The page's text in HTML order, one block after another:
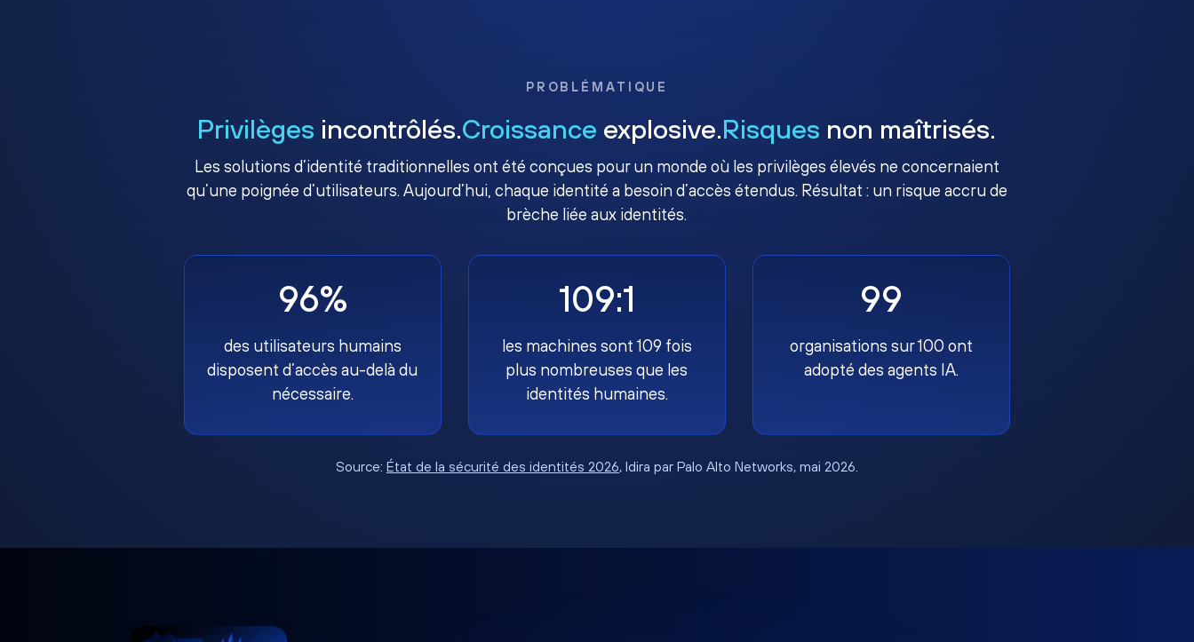
PROBLÉMATIQUE
Privilèges incontrôlés.Croissance explosive.Risques non maîtrisés.
Les solutions d’identité traditionnelles ont été conçues pour un monde où les privilèges élevés ne concernaient
qu’une poignée d’utilisateurs. Aujourd’hui, chaque identité a besoin d’accès étendus. Résultat : un risque accru de
brèche liée aux identités.
96%
des utilisateurs humains
disposent d’accès au-delà du
nécessaire.
109:1
les machines sont 109 fois
plus nombreuses que les
identités humaines.
99
organisations sur 100 ont
adopté des agents IA.
Source: État de la sécurité des identités 2026, Idira par Palo Alto Networks, mai 2026.